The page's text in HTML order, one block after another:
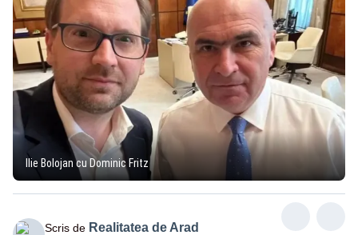
Ilie Bolojan cu Dominic Fritz
Scris de Realitatea de Arad